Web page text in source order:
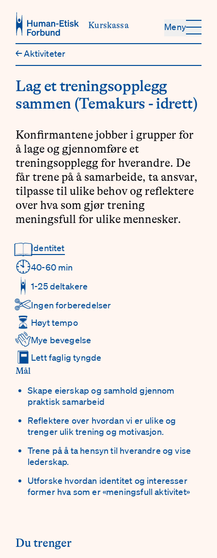
Kurskassa Meny
←Aktiviteter
Lag et treningsopplegg
sammen (Temakurs - idrett)
Konfirmantene jobber i grupper for
å lage og gjennomføre et
treningsopplegg for hverandre. De
får trene på å samarbeide, ta ansvar,
tilpasse til ulike behov og reflektere
over hva som gjør trening
meningsfull for ulike mennesker.
Detaljer
📖Identitet
🕙40-60 min
1-25 deltakere
✄Ingen forberedelser
⏳ Høyt tempo
👋Mye bevegelse
📕 Lett faglig tyngde
Mål
Skape eierskap og samhold gjennom
praktisk samarbeid
Reflektere over hvordan vi er ulike og
trenger ulik trening og motivasjon.
Trene på å ta hensyn til hverandre og vise
lederskap.
Utforske hvordan identitet og interesser
former hva som er «meningsfull aktivitet»
#
Du trenger